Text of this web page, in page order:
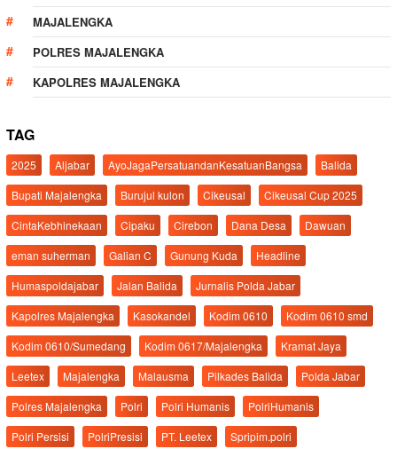
MAJALENGKA
POLRES MAJALENGKA
KAPOLRES MAJALENGKA
TAG
2025 Aljabar AyoJagaPersatuandanKesatuanBangsa
Balida
Bupati Majalengka
Burujul kulon Cikeusal
Cikeusal Cup 2025
CintaKebhinekaan
Cipaku Cirebon Dana Desa
Dawuan
eman suherman
Galian C Gunung Kuda
Headline
Humaspoldajabar
Jalan Balida
Jurnalis Polda Jabar
Kapolres Majalengka
Kasokandel Kodim 0610
Kodim 0610 smd
Kodim 0610/Sumedang
Kodim 0617/Majalengka
Kramat Jaya
Leetex
Majalengka Malausma Pilkades Balida
Polda Jabar
Polres Majalengka
Polri Polri Humanis
PolriHumanis
Polri Persisi
PolriPresisi PT. Leetex
Spripim.polri